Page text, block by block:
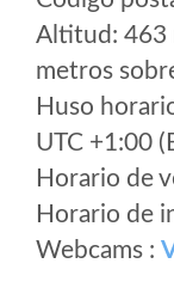
Altitud: 463
metros
Huso
UTC +1:00
Horario de
Horario de
Webcams :